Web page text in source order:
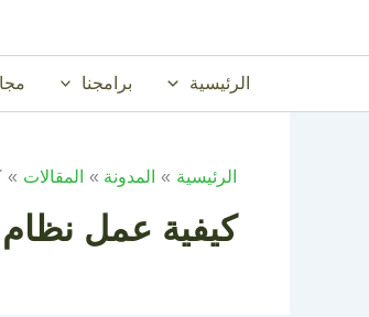
الرئيسية برامجنا
الرئيسية المدونة المقالات
كيفية عمل